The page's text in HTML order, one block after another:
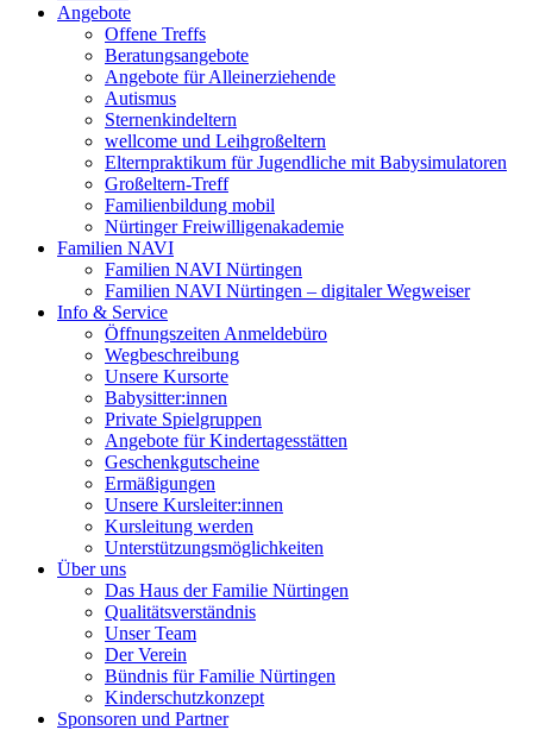
Angebote
Offene Treffs
Beratungsangebote
Angebote für Alleinerziehende
Autismus
Sternenkindeltern
wellcome und Leihgroßeltern
Elternpraktikum für Jugendliche mit Babysimulatoren
Großeltern-Treff
Familienbildung mobil
Nürtinger Freiwilligenakademie
Familien NAVI
Familien NAVI Nürtingen
Familien NAVI Nürtingen – digitaler Wegweiser
Info & Service
Öffnungszeiten Anmeldebüro
Wegbeschreibung
Unsere Kursorte
Babysitter:innen
Private Spielgruppen
Angebote für Kindertagesstätten
Geschenkgutscheine
Ermäßigungen
Unsere Kursleiter:innen
Kursleitung werden
Unterstützungsmöglichkeiten
Über uns
Das Haus der Familie Nürtingen
Qualitätsverständnis
Unser Team
Der Verein
Bündnis für Familie Nürtingen
Kinderschutzkonzept
Sponsoren und Partner